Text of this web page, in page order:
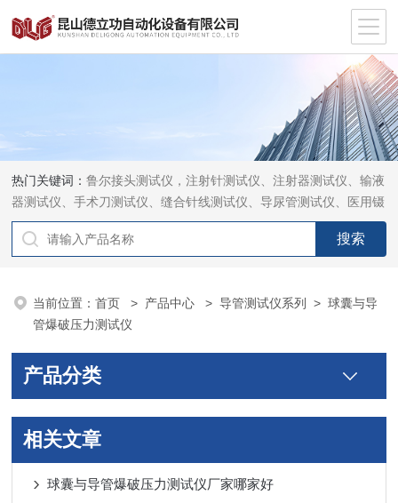
热门关键词：鲁尔接头测试仪，注射针测试仪、注射器测试仪、输液
器测试仪、手术刀测试仪、缝合针线测试仪、导尿管测试仪、医用镊
钳测试仪、导引管导丝测试仪、针灸针测试仪、留置针测试仪
当前位置：首页 > 产品中心 >导管测试仪系列 >球囊与导
管爆破压力测试仪
产品分类
相关文章
球囊与导管爆破压力测试仪厂家哪家好